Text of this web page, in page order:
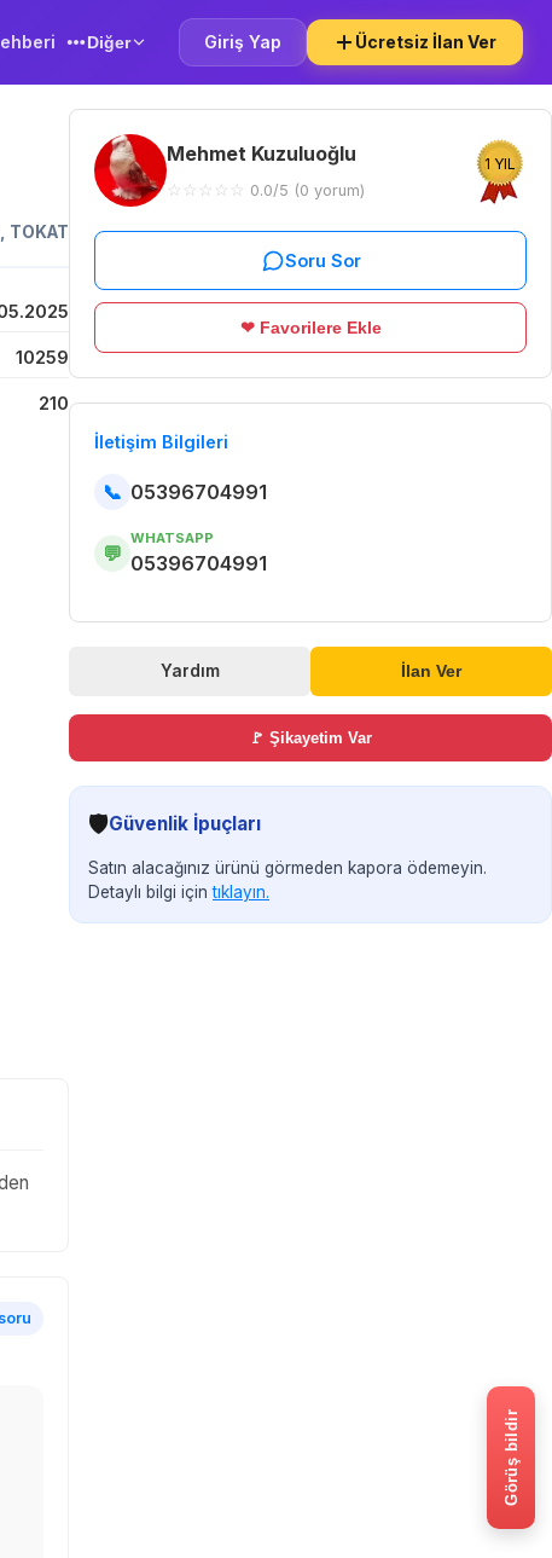
Diğer Giriş Yap Ücretsiz İlan Ver
TOKAT
10259
210
Mehmet Kuzuluoğlu
☆ ☆ ☆ ☆ ☆ 0.0/5 (0 yorum)
1 YIL
Soru Sor
❤ Favorilere Ekle
İletişim Bilgileri
📞 05396704991
💬
WHATSAPP
05396704991
Yardım İlan Ver
🚩 Şikayetim Var
🛡️Güvenlik İpuçları
Satın alacağınız ürünü görmeden kapora ödemeyin.
Detaylı bilgi içintıklayın.
Görüş bildir